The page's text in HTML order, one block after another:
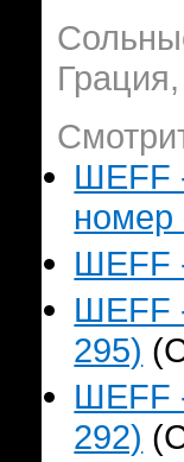
ШЕFF
номер
ШЕFF
ШЕFF
295)
ШЕFF
292)